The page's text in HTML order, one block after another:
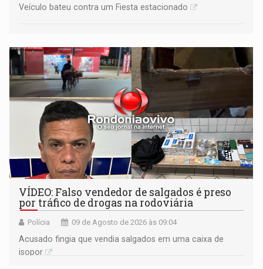
Veículo bateu contra um Fiesta estacionado
VÍDEO: Falso vendedor de salgados é preso
por tráfico de drogas na rodoviária
Polícia 09 de Agosto de 2026 às 09:04
Acusado fingia que vendia salgados em uma caixa de
isopor